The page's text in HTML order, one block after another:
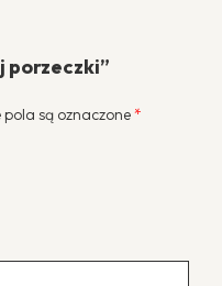
porzeczki”
są oznaczone*